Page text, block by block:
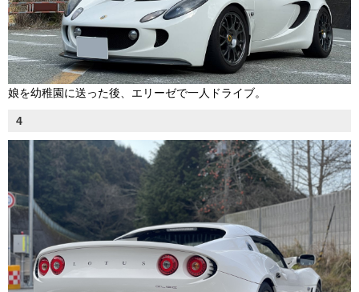
娘を幼稚園に送った後、エリーゼで一人ドライブ。
4